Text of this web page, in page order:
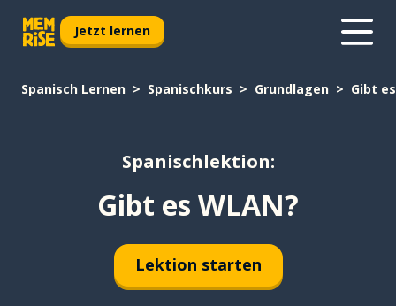
Jetzt lernen
Spanisch Lernen Spanischkurs Grundlagen Gibt
Spanischlektion:
Gibt es WLAN?
Lektion starten